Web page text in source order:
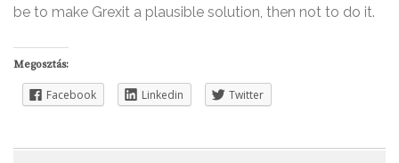
be to make Grexit a plausible solution, then not to do it.
Megosztás:
Facebook Linkedin Twitter